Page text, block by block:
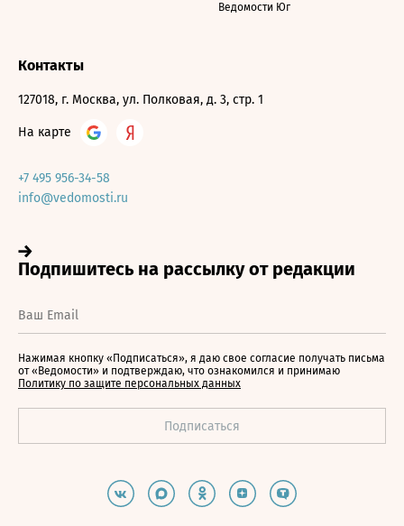
Ведомости Юг
Контакты
127018, г. Москва, ул. Полковая, д. 3, стр. 1
На карте
+7 495 956-34-58
info@vedomosti.ru
Нажимая кнопку «Подписаться», я даю свое согласие получать письма
от «Ведомости» и подтверждаю, что ознакомился и принимаю
Политику по защите персональных данных